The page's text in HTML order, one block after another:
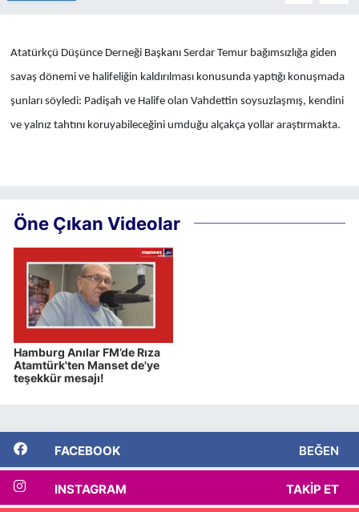
Atatürkçü Düşünce Derneği Başkanı Serdar Temur bağımsızlığa giden
savaş dönemi ve halifeliğin kaldırılması konusunda yaptığı konuşmada
şunları söyledi: Padişah ve Halife olan Vahdettin soysuzlaşmış, kendini
ve yalnız tahtını koruyabileceğini umduğu alçakça yollar araştırmakta.
Öne Çıkan Videolar
Hamburg Anılar FM’de Rıza
Atamtürk'ten Manset de'ye
teşekkür mesajı!
FACEBOOK BEĞEN
INSTAGRAM TAKIP ET